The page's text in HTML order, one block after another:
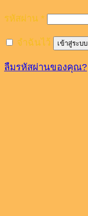
รหัสผ่าน *
จำฉันไว้ เข้าสู่ระบบ
ลืมรหัสผ่านของคุณ?